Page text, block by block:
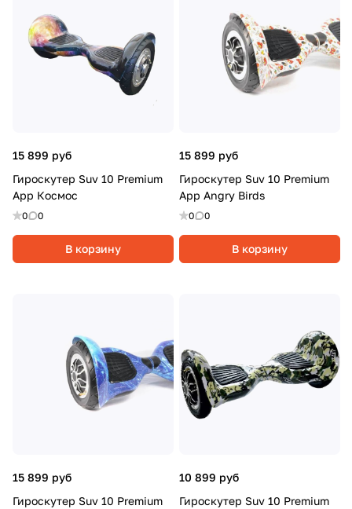
15 899 руб
Гироскутер Suv 10 Premium
App Космос
0 0
В корзину
15 899 руб
Гироскутер Suv 10 Premium
App Angry Birds
0 0
В корзину
15 899 руб
Гироскутер Suv 10 Premium
10 899 руб
Гироскутер Suv 10 Premium